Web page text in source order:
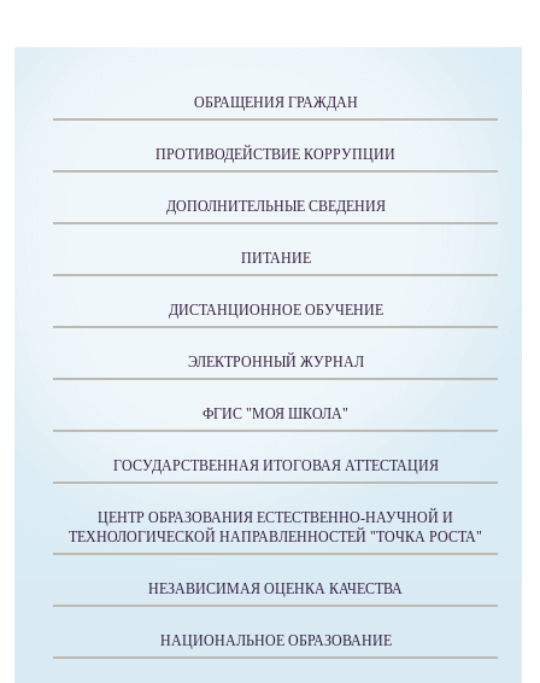
ОБРАЩЕНИЯ ГРАЖДАН
ПРОТИВОДЕЙСТВИЕ КОРРУПЦИИ
ДОПОЛНИТЕЛЬНЫЕ СВЕДЕНИЯ
ПИТАНИЕ
ДИСТАНЦИОННОЕ ОБУЧЕНИЕ
ЭЛЕКТРОННЫЙ ЖУРНАЛ
ФГИС "МОЯ ШКОЛА"
ГОСУДАРСТВЕННАЯ ИТОГОВАЯ АТТЕСТАЦИЯ
ЦЕНТР ОБРАЗОВАНИЯ ЕСТЕСТВЕННО-НАУЧНОЙ И
ТЕХНОЛОГИЧЕСКОЙ НАПРАВЛЕННОСТЕЙ "ТОЧКА РОСТА"
НЕЗАВИСИМАЯ ОЦЕНКА КАЧЕСТВА
НАЦИОНАЛЬНОЕ ОБРАЗОВАНИЕ